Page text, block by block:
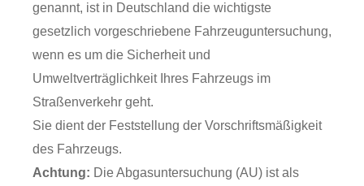
genannt, ist in Deutschland die wichtigste
gesetzlich vorgeschriebene Fahrzeuguntersuchung,
wenn es um die Sicherheit und
Umweltverträglichkeit Ihres Fahrzeugs im
Straßenverkehr geht.
Sie dient der Feststellung der Vorschriftsmäßigkeit
des Fahrzeugs.
Achtung: Die Abgasuntersuchung (AU) ist als